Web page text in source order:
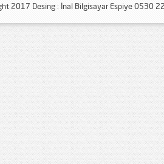
2017 Desing : İnal Bilgisayar Espiye 0530